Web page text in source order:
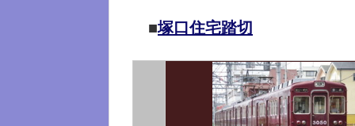
■塚口住宅踏切